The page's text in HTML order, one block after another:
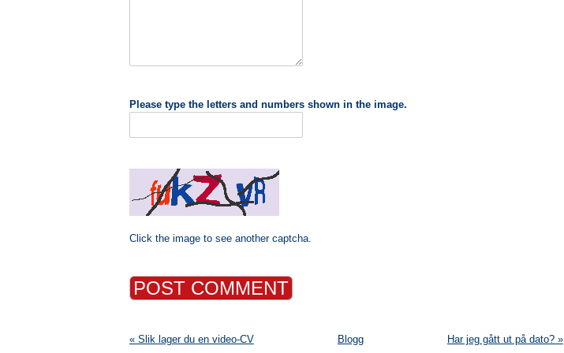
Please type the letters and numbers shown in the image.
Click the image to see another captcha.
« Slik lager du en video-CV Blogg Har jeg gått ut på dato? »